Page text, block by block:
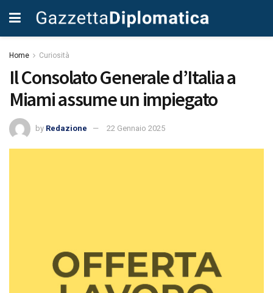
Home Curiosità
Il Consolato Generale d’Italia a
Miami assume un impiegato
by Redazione 22 Gennaio 2025